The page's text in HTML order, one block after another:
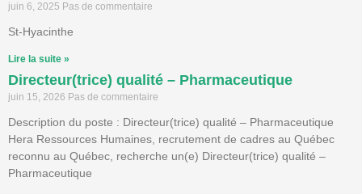
juin 6, 2025 Pas de commentaire
St-Hyacinthe
Lire la suite »
Directeur(trice) qualité – Pharmaceutique
juin 15, 2026 Pas de commentaire
Description du poste : Directeur(trice) qualité – Pharmaceutique
Hera Ressources Humaines, recrutement de cadres au Québec
reconnu au Québec, recherche un(e) Directeur(trice) qualité –
Pharmaceutique